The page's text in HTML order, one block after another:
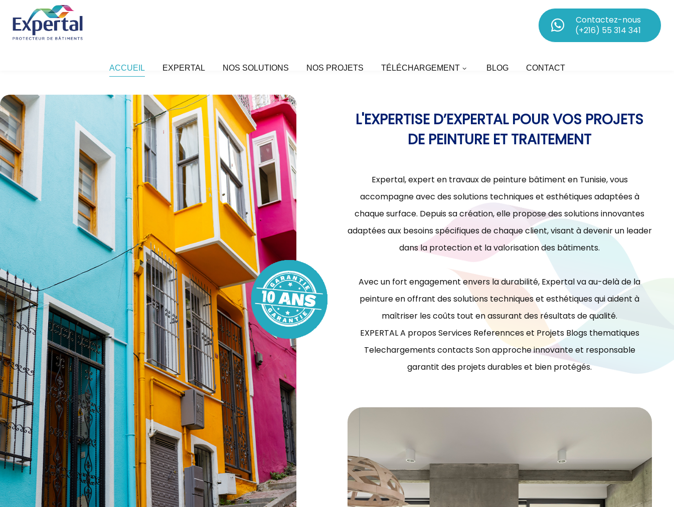
Contactez-nous
(+216) 55 314 341
ACCUEIL EXPERTAL NOS SOLUTIONS NOS PROJETS TÉLÉCHARGEMENT BLOG CONTACT
L'EXPERTISE D’EXPERTAL POUR VOS PROJETS
DE PEINTURE ET TRAITEMENT
Expertal, expert en travaux de peinture bâtiment en Tunisie, vous
accompagne avec des solutions techniques et esthétiques adaptées à
chaque surface. Depuis sa création, elle propose des solutions innovantes
adaptées aux besoins spécifiques de chaque client, visant à devenir un leader
dans la protection et la valorisation des bâtiments.
Avec un fort engagement envers la durabilité, Expertal va au-delà de la
peinture en offrant des solutions techniques et esthétiques qui aident à
maîtriser les coûts tout en assurant des résultats de qualité.
EXPERTAL A propos Services Referennces et Projets Blogs thematiques
Telechargements contacts Son approche innovante et responsable
garantit des projets durables et bien protégés.